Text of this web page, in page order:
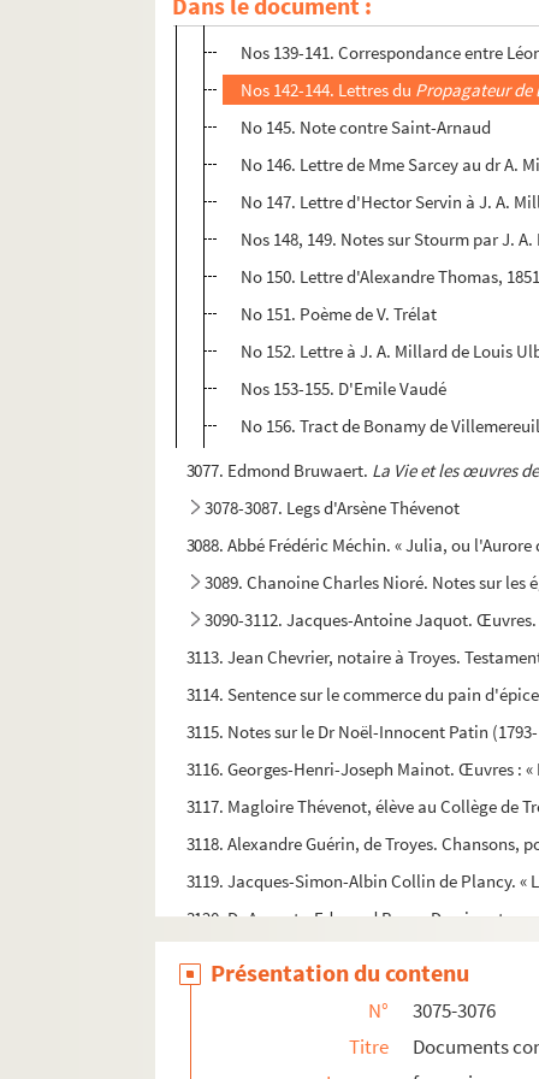
No 138. De Ch. A. Peigné
Nos 139-141. Correspondance entre
Nos 142-144. Lettres du Propagateur de
No 145. Note contre Saint-Arnaud
No 146. Lettre de Mme Sarcey au dr A.
No 147. Lettre d'Hector Servin à J. A.
Nos 148, 149. Notes sur Stourm par J.
No 150. Lettre d'Alexandre Thomas,
No 151. Poème de V. Trélat
No 152. Lettre à J. A. Millard de Louis
Nos 153-155. D'Emile Vaudé
No 156. Tract de Bonamy de
3077. Edmond Bruwaert. La Vie et les œuvres
3078-3087. Legs d'Arsène Thévenot
3088. Abbé Frédéric Méchin. « Julia, ou
3089. Chanoine Charles Nioré. Notes sur les
3090-3112. Jacques-Antoine Jaquot.
3113. Jean Chevrier, notaire à Troyes.
3114. Sentence sur le commerce du pain
3115. Notes sur le Dr Noël-Innocent Patin
3116. Georges-Henri-Joseph Mainot. Œuvres
3117. Magloire Thévenot, élève au Collège de
3118. Alexandre Guérin, de Troyes. Chansons,
3119. Jacques-Simon-Albin Collin de Plancy. «
3120. Dr Auguste-Edouard Barre. Dessins et
3132. Documents concernant le pensionnat de
Présentation du contenu
N°
3075-3076
Titre
Documents